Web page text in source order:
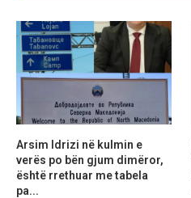
Arsim Idrizi në kulmin e
verës po bën gjum dimëror,
është rrethuar me tabela
pa...